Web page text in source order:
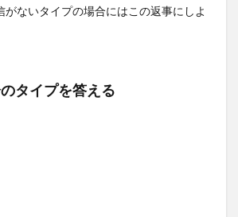
がないタイプの場合にはこの返事にしよ
タイプを答える